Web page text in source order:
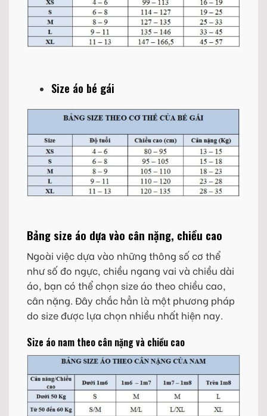
Size áo bé gái
Bảng size áo dựa vào cân nặng, chiều cao
Ngoài việc dựa vào những thông số cơ thể
như số đo ngực, chiều ngang vai và chiều dài
áo, bạn có thể chọn size áo theo chiều cao,
cân nặng. Đây chắc hẳn là một phương pháp
do size được lựa chọn nhiều nhất hiện nay.
Size áo nam theo cân nặng và chiều cao